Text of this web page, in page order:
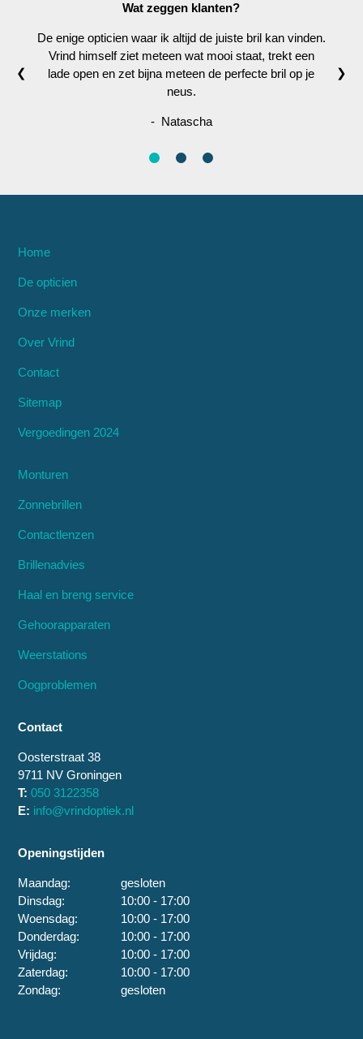
Wat zeggen klanten?
De enige opticien waar ik altijd de juiste bril kan vinden.
Vrind himself ziet meteen wat mooi staat, trekt een
lade open en zet bijna meteen de perfecte bril op je
neus.
- Natascha
❮ ❯
Home
De opticien
Onze merken
Over Vrind
Contact
Sitemap
Vergoedingen 2024
Monturen
Zonnebrillen
Contactlenzen
Brillenadvies
Haal en breng service
Gehoorapparaten
Weerstations
Oogproblemen
Contact
Oosterstraat 38
9711 NV Groningen
T: 050 3122358
E: info@vrindoptiek.nl
Openingstijden
Maandag:
gesloten
Dinsdag:
10:00 - 17:00
Woensdag:
10:00 - 17:00
Donderdag:
10:00 - 17:00
Vrijdag:
10:00 - 17:00
Zaterdag:
10:00 - 17:00
Zondag:
gesloten